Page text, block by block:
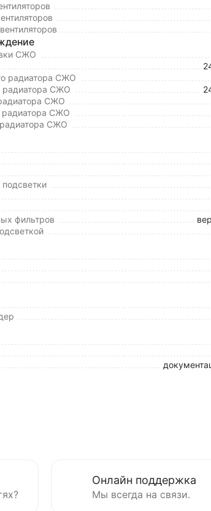
СЖО
радиатора СЖО
радиатора СЖО
СЖО
радиатора СЖО
СЖО
фильтров
Онлайн поддержка
Мы всегда на связи.